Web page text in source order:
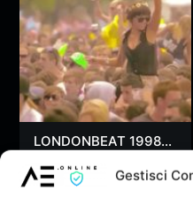
Gestisci
LONDONBEAT 1998
[official video]
ACQUISTA